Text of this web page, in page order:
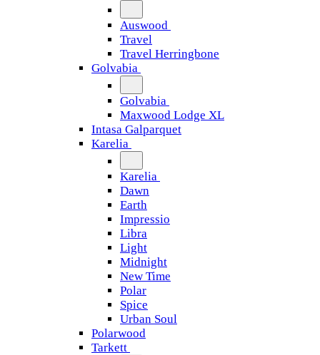
Auswood
Travel
Travel Herringbone
Golvabia
Golvabia
Maxwood Lodge XL
Intasa Galparquet
Karelia
Karelia
Dawn
Earth
Impressio
Libra
Light
Midnight
New Time
Polar
Spice
Urban Soul
Polarwood
Tarkett